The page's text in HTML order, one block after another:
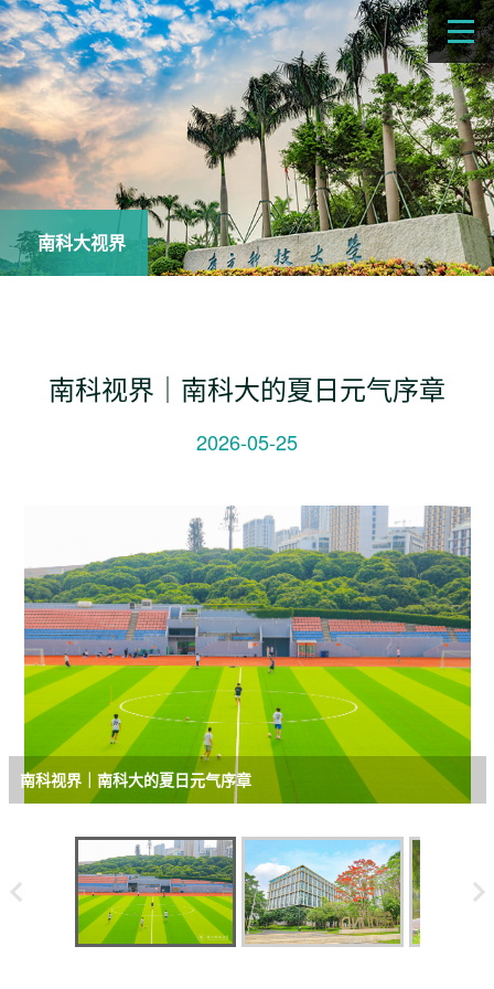
南科大视界
南科视界｜南科大的夏日元气序章
2026-05-25
南科视界｜南科大的夏日元气序章